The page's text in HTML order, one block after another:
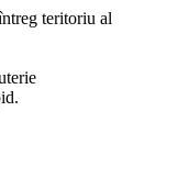
teritoriu al